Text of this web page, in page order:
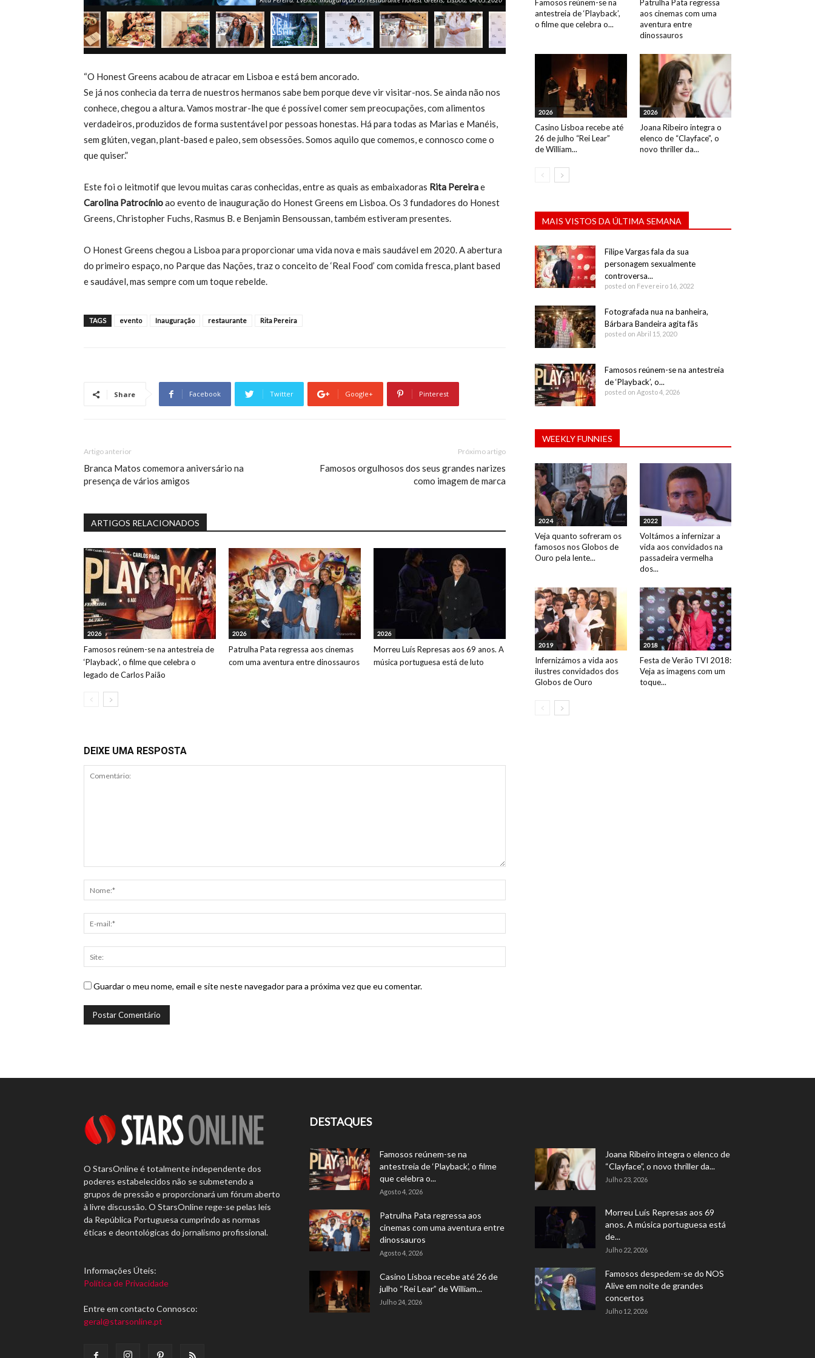
“O Honest Greens acabou de atracar em Lisboa e está bem ancorado.
Se já nos conhecia da terra de nuestros hermanos sabe bem porque deve vir visitar-nos. Se ainda não nos
conhece, chegou a altura. Vamos mostrar-lhe que é possível comer sem preocupações, com alimentos
verdadeiros, produzidos de forma sustentável por pessoas honestas. Há para todas as Marias e Manéis,
sem glúten, vegan, plant-based e paleo, sem obsessões. Somos aquilo que comemos, e connosco come o
que quiser.”
Este foi o leitmotif que levou muitas caras conhecidas, entre as quais as embaixadoras Rita Pereirae
Carolina Patrocínioao evento de inauguração do Honest Greens em Lisboa. Os 3 fundadores do Honest
Greens, Christopher Fuchs, Rasmus B. e Benjamin Bensoussan, também estiveram presentes.
O Honest Greens chegou a Lisboa para proporcionar uma vida nova e mais saudável em 2020. A abertura
do primeiro espaço, no Parque das Nações, traz o conceito de ‘Real Food’ com comida fresca, plant based
e saudável, mas sempre com um toque rebelde.
TAGS evento Inauguração restaurante Rita Pereira
Share Facebook Twitter Google+ Pinterest
Artigo anterior
Branca Matos comemora aniversário na
presença de vários amigos
Próximo artigo
Famosos orgulhosos dos seus grandes narizes
como imagem de marca
ARTIGOS RELACIONADOS
2026
Famosos reúnem-se na antestreia de
‘Playback’, o filme que celebra o
legado de Carlos Paião
2026
Patrulha Pata regressa aos cinemas
com uma aventura entre dinossauros
2026
Morreu Luís Represas aos 69 anos. A
música portuguesa está de luto
DEIXE UMA RESPOSTA
Guardar o meu nome, email e site neste navegador para a próxima vez que eu comentar.
Famosos reúnem-se na
antestreia de ‘Playback’,
o filme que celebra o...
Patrulha Pata regressa
aos cinemas com uma
aventura entre
dinossauros
2026
Casino Lisboa recebe até
26 de julho “Rei Lear”
de William...
2026
Joana Ribeiro integra o
elenco de “Clayface”, o
novo thriller da...
MAIS VISTOS DA ÚLTIMA SEMANA
Filipe Vargas fala da sua
personagem sexualmente
controversa...
posted on Fevereiro 16, 2022
Fotografada nua na banheira,
Bárbara Bandeira agita fãs
posted on Abril 15, 2020
Famosos reúnem-se na antestreia
de ‘Playback’, o...
posted on Agosto 4, 2026
WEEKLY FUNNIES
2024
Veja quanto sofreram os
famosos nos Globos de
Ouro pela lente...
2022
Voltámos a infernizar a
vida aos convidados na
passadeira vermelha
dos...
2019
Infernizámos a vida aos
ilustres convidados dos
Globos de Ouro
2018
Festa de Verão TVI 2018:
Veja as imagens com um
toque...
O StarsOnline é totalmente independente dos
poderes estabelecidos não se submetendo a
grupos de pressão e proporcionará um fórum aberto
à livre discussão. O StarsOnline rege-se pelas leis
da República Portuguesa cumprindo as normas
éticas e deontológicas do jornalismo profissional.
Informações Úteis:
Política de Privacidade
Entre em contacto Connosco:
geral@starsonline.pt
DESTAQUES
Famosos reúnem-se na
antestreia de ‘Playback’, o filme
que celebra o...
Agosto 4, 2026
Patrulha Pata regressa aos
cinemas com uma aventura entre
dinossauros
Agosto 4, 2026
Casino Lisboa recebe até 26 de
julho “Rei Lear” de William...
Julho 24, 2026
Joana Ribeiro integra o elenco de
“Clayface”, o novo thriller da...
Julho 23, 2026
Morreu Luís Represas aos 69
anos. A música portuguesa está
de...
Julho 22, 2026
Famosos despedem-se do NOS
Alive em noite de grandes
concertos
Julho 12, 2026